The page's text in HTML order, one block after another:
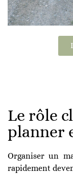
Le rôle
planner
Organiser un
rapidement